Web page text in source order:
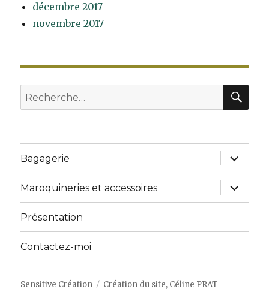
décembre 2017
novembre 2017
Recherche
pour
Bagagerie
ouvrir
le
sous-
menu
Maroquineries et accessoires
ouvrir
le
sous-
Présentation
Contactez-moi
Sensitive Création Création du site, Céline PRAT